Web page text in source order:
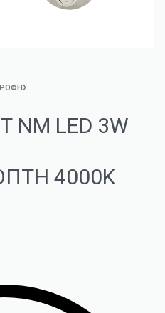
ΝM LED 3W
4000K